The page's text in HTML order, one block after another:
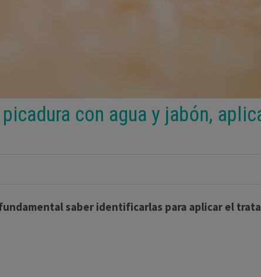
con agua y jabón,
saber identificarlas para aplicar el